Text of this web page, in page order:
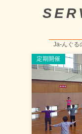
Ja-んぐる
定期開催